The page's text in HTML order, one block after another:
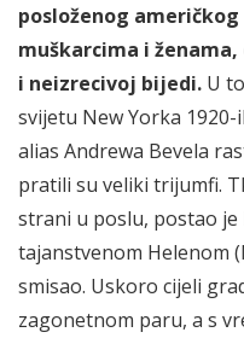
posloženog
muškarcima i
i neizrecivoj bijedi. U
svijetu New Yorka
alias Andrewa Bevela
pratili su veliki trijumfi.
strani u poslu, postao je
tajanstvenom Helenom
smisao. Uskoro cijeli
zagonetnom paru, a s